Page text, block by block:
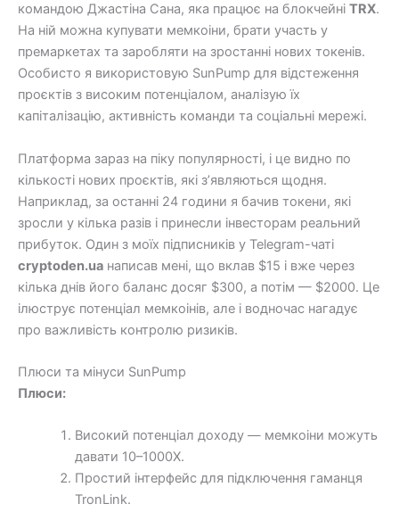
командою Джастіна Сана, яка працює на блокчейні TRX.
На ній можна купувати мемкоіни, брати участь у
премаркетах та заробляти на зростанні нових токенів.
Особисто я використовую SunPump для відстеження
проєктів з високим потенціалом, аналізую їх
капіталізацію, активність команди та соціальні мережі.
Платформа зараз на піку популярності, і це видно по
кількості нових проєктів, які з’являються щодня.
Наприклад, за останні 24 години я бачив токени, які
зросли у кілька разів і принесли інвесторам реальний
прибуток. Один з моїх підписників у Telegram-чаті
cryptoden.ua написав мені, що вклав $15 і вже через
кілька днів його баланс досяг $300, а потім — $2000. Це
ілюструє потенціал мемкоінів, але і водночас нагадує
про важливість контролю ризиків.
Плюси та мінуси SunPump
Плюси:
Високий потенціал доходу — мемкоіни можуть
давати 10–1000Х.
Простий інтерфейс для підключення гаманця
TronLink.